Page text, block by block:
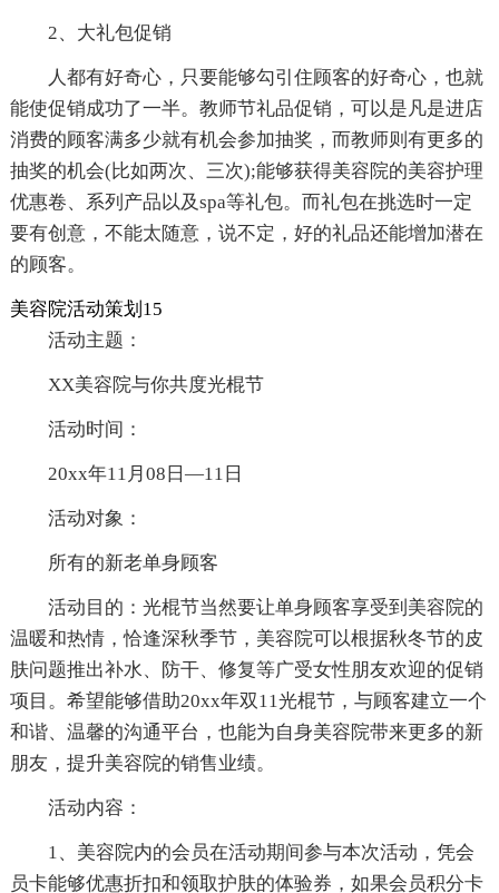
2、大礼包促销
人都有好奇心，只要能够勾引住顾客的好奇心，也就
能使促销成功了一半。教师节礼品促销，可以是凡是进店
消费的顾客满多少就有机会参加抽奖，而教师则有更多的
抽奖的机会(比如两次、三次);能够获得美容院的美容护理
优惠卷、系列产品以及spa等礼包。而礼包在挑选时一定
要有创意，不能太随意，说不定，好的礼品还能增加潜在
的顾客。
美容院活动策划15
活动主题：
XX美容院与你共度光棍节
活动时间：
20xx年11月08日—11日
活动对象：
所有的新老单身顾客
活动目的：光棍节当然要让单身顾客享受到美容院的
温暖和热情，恰逢深秋季节，美容院可以根据秋冬节的皮
肤问题推出补水、防干、修复等广受女性朋友欢迎的促销
项目。希望能够借助20xx年双11光棍节，与顾客建立一个
和谐、温馨的沟通平台，也能为自身美容院带来更多的新
朋友，提升美容院的销售业绩。
活动内容：
1、美容院内的会员在活动期间参与本次活动，凭会
员卡能够优惠折扣和领取护肤的体验券，如果会员积分卡